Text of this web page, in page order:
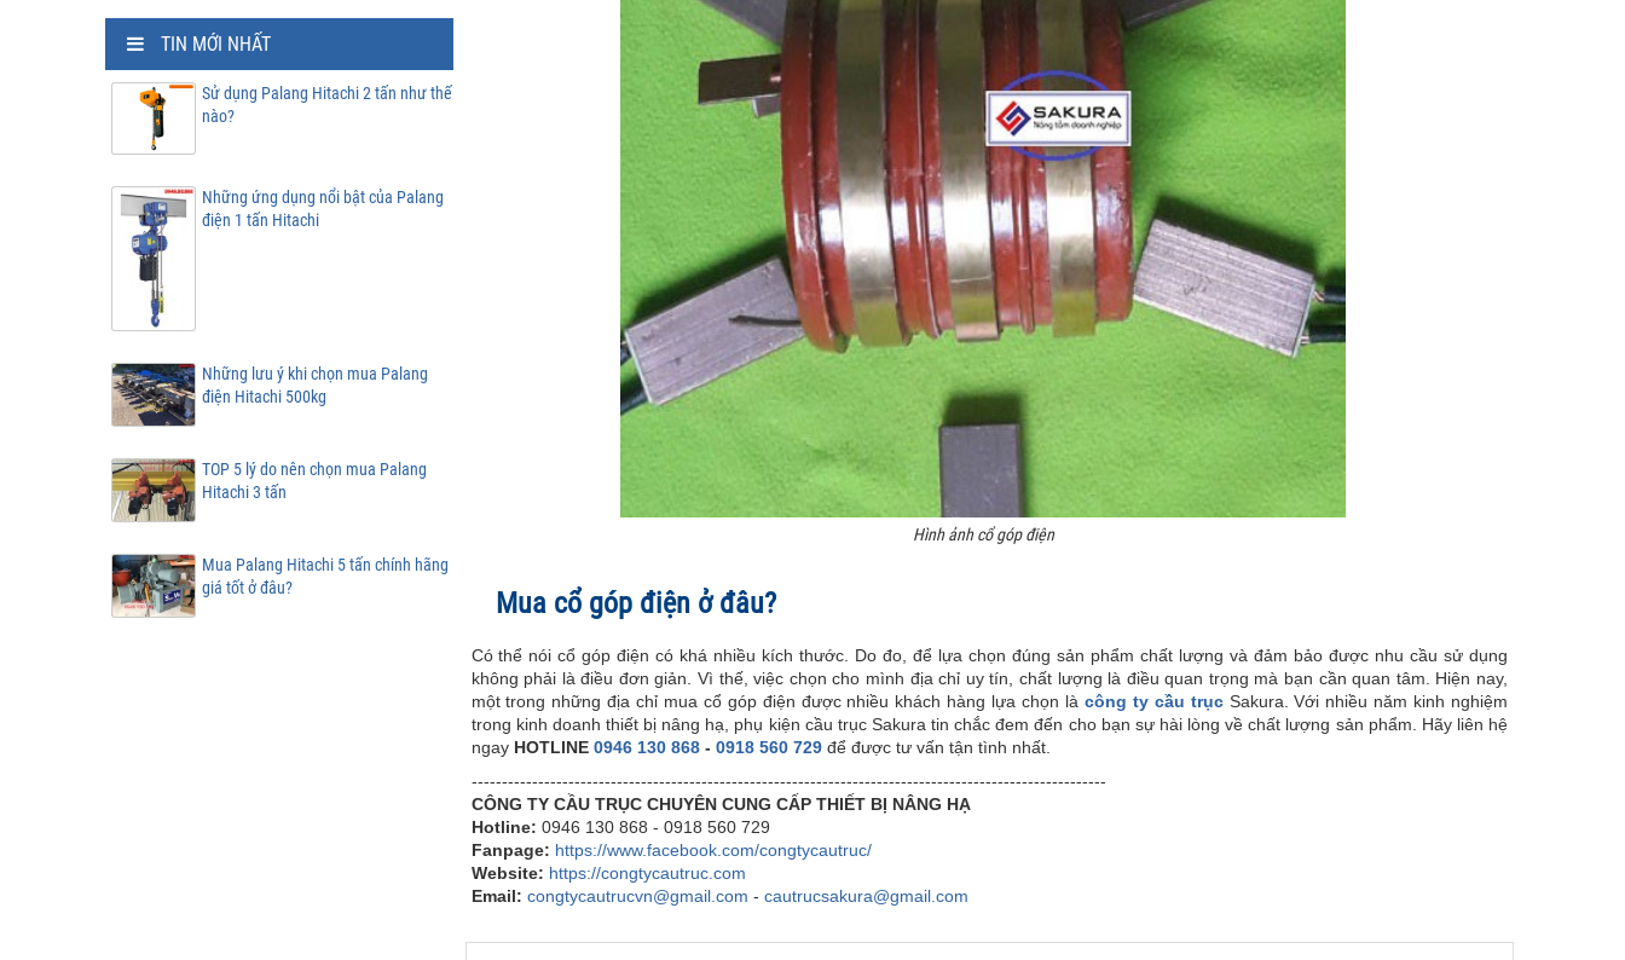
Hình ảnh cổ góp điện
Mua cổ góp điện ở đâu?
Có thể nói cổ góp điện có khá nhiều kích thước. Do đo, để lựa chọn đúng sản phẩm chất lượng và đảm bảo được nhu cầu sử dụng
không phải là điều đơn giản. Vì thế, việc chọn cho mình địa chỉ uy tín, chất lượng là điều quan trọng mà bạn cần quan tâm. Hiện nay,
một trong những địa chỉ mua cổ góp điện được nhiều khách hàng lựa chọn là công ty cầu trụcSakura. Với nhiều năm kinh nghiệm
trong kinh doanh thiết bị nâng hạ, phụ kiện cầu trục Sakura tin chắc đem đến cho bạn sự hài lòng về chất lượng sản phẩm. Hãy liên hệ
ngayHOTLINE 0946 130 868- 0918 560 729để được tư vấn tận tình nhất.
---------------------------------------------------------------------------------------------------------
CÔNG TY CẦU TRỤC CHUYÊN CUNG CẤP THIẾT BỊ NÂNG HẠ
Hotline: 0946 130 868 - 0918 560 729
Fanpage: https://www.facebook.com/congtycautruc/
Website: https://congtycautruc.com
Email: congtycautrucvn@gmail.com - cautrucsakura@gmail.com
TIN MỚI NHẤT
Sử dụng Palang Hitachi 2 tấn như thế
nào?
Những ứng dụng nổi bật của Palang
điện 1 tấn Hitachi
Những lưu ý khi chọn mua Palang
điện Hitachi 500kg
TOP 5 lý do nên chọn mua Palang
Hitachi 3 tấn
Mua Palang Hitachi 5 tấn chính hãng
giá tốt ở đâu?